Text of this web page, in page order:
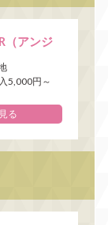
（アンジ
5,000円～
る